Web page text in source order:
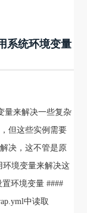
系统环境变量
量来解决一些复杂
但这些实例需要
决，这不管是原
环境变量来解决这
环境变量 ####
中读取